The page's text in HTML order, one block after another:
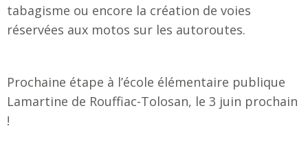
tabagisme ou encore la création de voies
réservées aux motos sur les autoroutes.
Prochaine étape à l’école élémentaire publique
Lamartine de Rouffiac-Tolosan, le 3 juin prochain
!